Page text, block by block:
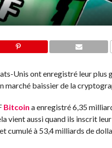
Unis ont enregistré leur plus
marché baissier de la
Bitcoin a enregistré 6,35
vient aussi quand ils inscritleur
cumulé à 53,4 milliards de